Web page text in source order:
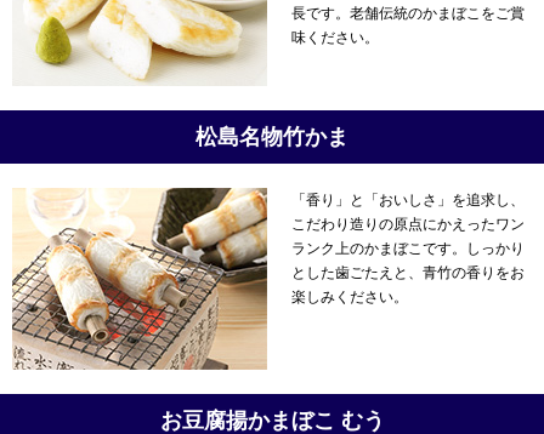
長です。老舗伝統のかまぼこをご賞
味ください。
松島名物竹かま
「香り」と「おいしさ」を追求し、
こだわり造りの原点にかえったワン
ランク上のかまぼこです。しっかり
とした歯ごたえと、青竹の香りをお
楽しみください。
お豆腐揚かまぼこ むう